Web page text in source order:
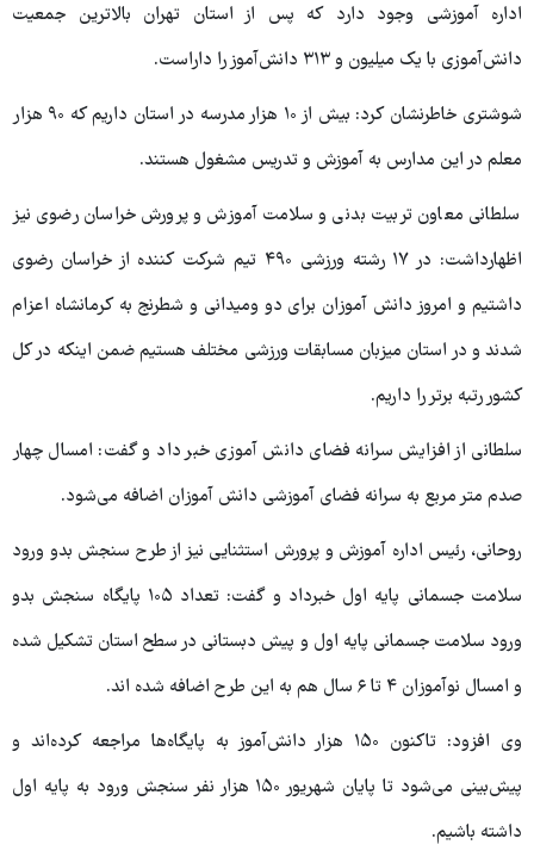
اداره آموزشی وجود دارد که پس از استان تهران بالاترین جمعیت
دانش‌آموزی با یک میلیون و ۳۱۳ دانش‌آموز را داراست.
شوشتری خاطرنشان کرد: بیش از ۱۰ هزار مدرسه در استان داریم که ۹۰ هزار
معلم در این مدارس به آموزش و تدریس مشغول هستند.
سلطانی معاون تربیت بدنی و سلامت آموزش و پرورش خراسان رضوی نیز
اظهارداشت: در ۱۷ رشته ورزشی ۴۹۰ تیم شرکت کننده از خراسان رضوی
داشتیم و امروز دانش آموزان برای دو ومیدانی و شطرنج به کرمانشاه اعزام
شدند و در استان میزبان مسابقات ورزشی مختلف هستیم ضمن اینکه در کل
کشور رتبه برتر را داریم.
سلطانی از افزایش سرانه فضای دانش آموزی خبر داد و گفت: امسال چهار
صدم متر مربع به سرانه فضای آموزشی دانش آموزان اضافه می‌شود.
روحانی، رئیس اداره آموزش و پرورش استثنایی نیز از طرح سنجش بدو ورود
سلامت جسمانی پایه اول خبرداد و گفت: تعداد ۱۰۵ پایگاه سنجش بدو
ورود سلامت جسمانی پایه اول و پیش دبستانی در سطح استان تشکیل شده
و امسال نوآموزان ۴ تا ۶ سال هم به این طرح اضافه شده اند.
وی افزود: تاکنون ۱۵۰ هزار دانش‌آموز به پایگاه‌ها مراجعه کرده‌اند و
پیش‌بینی می‌شود تا پایان شهریور ۱۵۰ هزار نفر سنجش ورود به پایه اول
داشته باشیم.